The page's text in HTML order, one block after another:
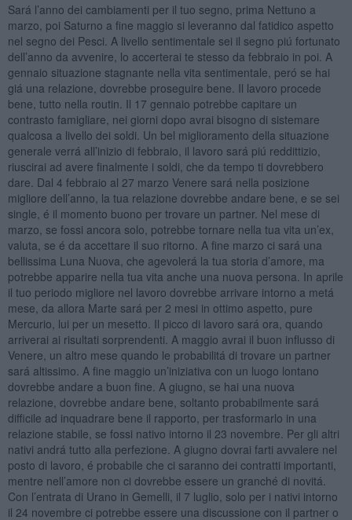
Sará l’anno dei cambiamenti per il tuo segno, prima Nettuno a
marzo, poi Saturno a fine maggio si leveranno dal fatidico aspetto
nel segno dei Pesci. A livello sentimentale sei il segno piú fortunato
dell’anno da avvenire, lo accerterai te stesso da febbraio in poi. A
gennaio situazione stagnante nella vita sentimentale, peró se hai
giá una relazione, dovrebbe proseguire bene. Il lavoro procede
bene, tutto nella routin. Il 17 gennaio potrebbe capitare un
contrasto famigliare, nei giorni dopo avrai bisogno di sistemare
qualcosa a livello dei soldi. Un bel miglioramento della situazione
generale verrá all’inizio di febbraio, il lavoro sará piú reddittizio,
riuscirai ad avere finalmente i soldi, che da tempo ti dovrebbero
dare. Dal 4 febbraio al 27 marzo Venere sará nella posizione
migliore dell’anno, la tua relazione dovrebbe andare bene, e se sei
single, é il momento buono per trovare un partner. Nel mese di
marzo, se fossi ancora solo, potrebbe tornare nella tua vita un’ex,
valuta, se é da accettare il suo ritorno. A fine marzo ci sará una
bellissima Luna Nuova, che agevolerá la tua storia d’amore, ma
potrebbe apparire nella tua vita anche una nuova persona. In aprile
il tuo periodo migliore nel lavoro dovrebbe arrivare intorno a metá
mese, da allora Marte sará per 2 mesi in ottimo aspetto, pure
Mercurio, lui per un mesetto. Il picco di lavoro sará ora, quando
arriverai ai risultati sorprendenti. A maggio avrai il buon influsso di
Venere, un altro mese quando le probabilitá di trovare un partner
sará altissimo. A fine maggio un’iniziativa con un luogo lontano
dovrebbe andare a buon fine. A giugno, se hai una nuova
relazione, dovrebbe andare bene, soltanto probabilmente sará
difficile ad inquadrare bene il rapporto, per trasformarlo in una
relazione stabile, se fossi nativo intorno il 23 novembre. Per gli altri
nativi andrá tutto alla perfezione. A giugno dovrai farti avvalere nel
posto di lavoro, é probabile che ci saranno dei contratti importanti,
mentre nell’amore non ci dovrebbe essere un granché di novitá.
Con l’entrata di Urano in Gemelli, il 7 luglio, solo per i nativi intorno
il 24 novembre ci potrebbe essere una discussione con il partner o